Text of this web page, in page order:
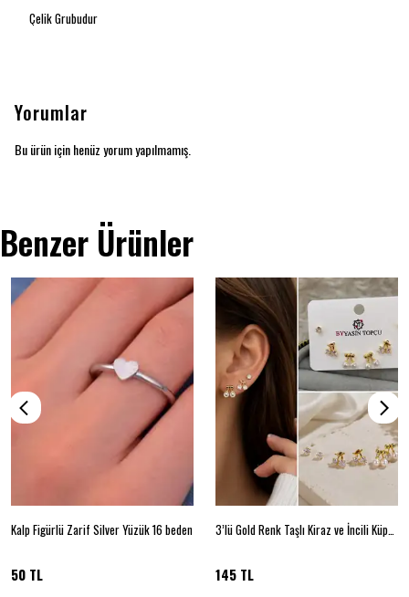
Çelik Grubudur
Yorumlar
Bu ürün için henüz yorum yapılmamış.
Benzer Ürünler
Kalp Figürlü Zarif Silver Yüzük 16 beden
50 TL
3’lü Gold Renk Taşlı Kiraz ve İncili Küpe Seti
145 TL